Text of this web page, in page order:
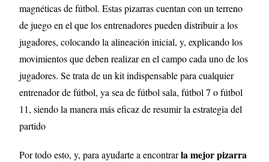
magnéticas de fútbol. Estas pizarras cuentan con un terreno
de juego en el que los entrenadores pueden distribuir a los
jugadores, colocando la alineación inicial, y, explicando los
movimientos que deben realizar en el campo cada uno de los
jugadores. Se trata de un kit indispensable para cualquier
entrenador de fútbol, ya sea de fútbol sala, fútbol 7 o fútbol
11, siendo la manera más eficaz de resumir la estrategia del
partido
Por todo esto, y, para ayudarte a encontrarla mejor pizarra